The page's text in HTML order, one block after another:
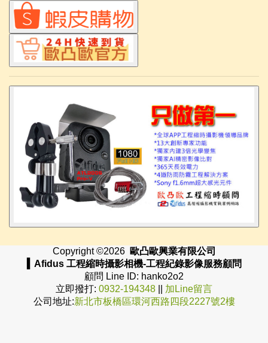
Copyright ©2026 歐凸歐興業有限公司
▍Afidus 工程縮時攝影相機-工程紀錄影像服務顧問
顧問 Line ID: hanko2o2
立即撥打: 0932-194348
加Line留言
公司地址:新北市板橋區環河西路四段2227號2樓